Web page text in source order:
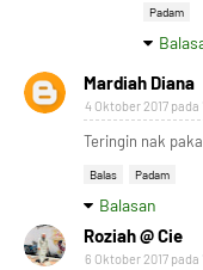
Padam
Mardiah Diana
4 Oktober 2017 pada
Teringin nak
Balas Padam
Balasan
Roziah @ Cie
6 Oktober 2017 pada